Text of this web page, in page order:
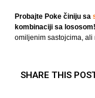
Probajte Poke činiju sa
kombinaciji sa lososom!
omiljenim sastojcima,
SHARE THIS